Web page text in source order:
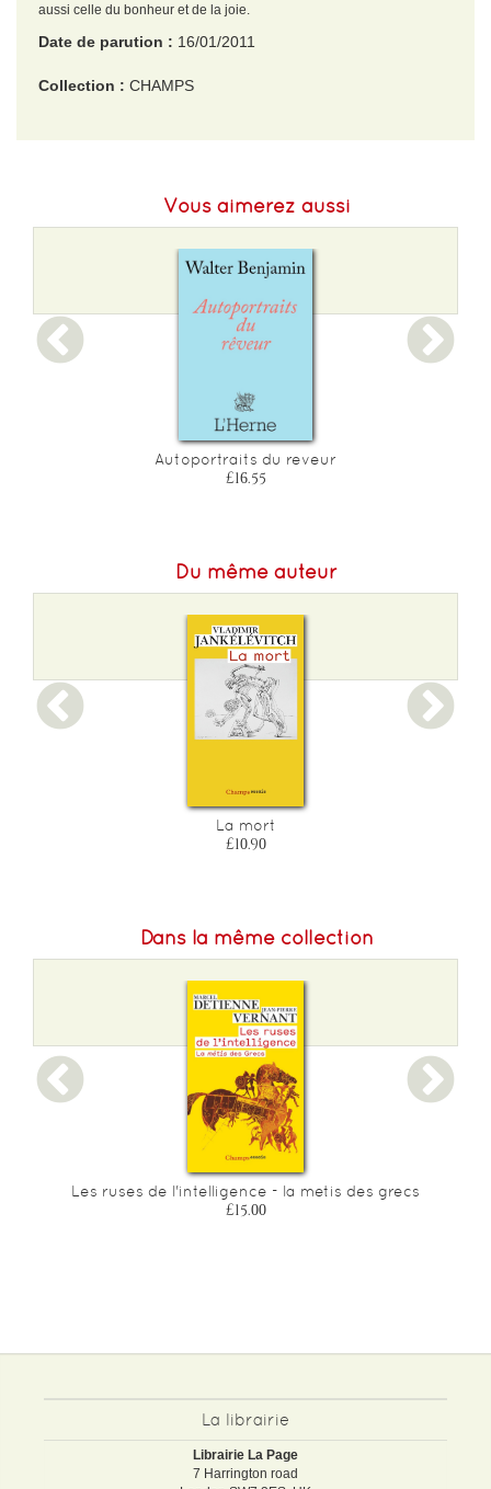
aussi celle du bonheur et de la joie.
Date de parution : 16/01/2011
Collection : CHAMPS
Vous aimerez aussi
Autoportraits du reveur
£16.55
Du même auteur
La mort
£10.90
Dans la même collection
Les ruses de l'intelligence - la metis des grecs
£15.00
La librairie
Librairie La Page
7 Harrington road